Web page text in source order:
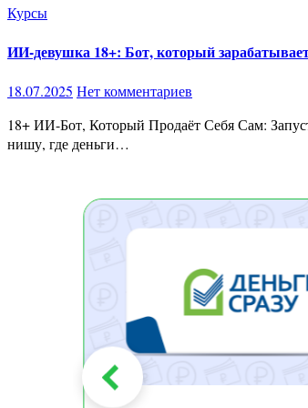
Курсы
ИИ-девушка 18+: Бот, который
18.07.2025 Нет комментариев
18+ ИИ-Бот, Который Продаёт Себя Сам: Запусти ИИ-агента в Telegram и Зарабатывай Пока Все Спят (2025) ИИ, открой чулан — мы запускаем взрослую революцию! Добро пожаловать в
нишу, где деньги…